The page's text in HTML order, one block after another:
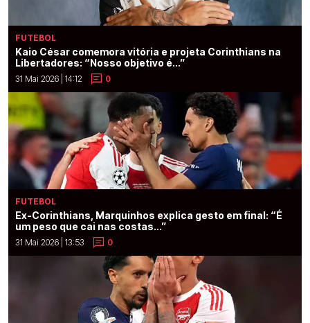
FUTEBOL
Kaio César comemora vitória e projeta Corinthians na
Libertadores: “Nosso objetivo é...”
31 Mai 2026 | 14:12 0
FUTEBOL
Ex-Corinthians, Marquinhos explica gesto em final: “É
um peso que cai nas costas...”
31 Mai 2026 | 13:53 0